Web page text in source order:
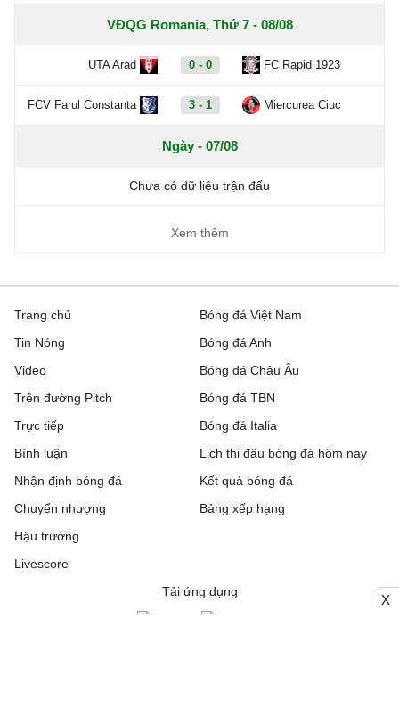
VĐQG Romania, Thứ 7 - 08/08
UTA Arad 0 - 0 FC Rapid 1923
FCV Farul Constanta 3 - 1 Miercurea Ciuc
Ngày - 07/08
Chưa có dữ liệu trận đấu
Xem thêm
Trang chủ
Tin Nóng
Video
Trên đường Pitch
Trực tiếp
Bóng đá Việt Nam
Bóng đá Anh
Bóng đá Châu Âu
Bóng đá TBN
Bóng đá Italia
Bình luận
Nhận định bóng đá
Chuyển nhượng
Hậu trường
Livescore
Lịch thi đấu bóng đá hôm nay
Kết quả bóng đá
Bảng xếp hạng
Tải ứng dụng
X